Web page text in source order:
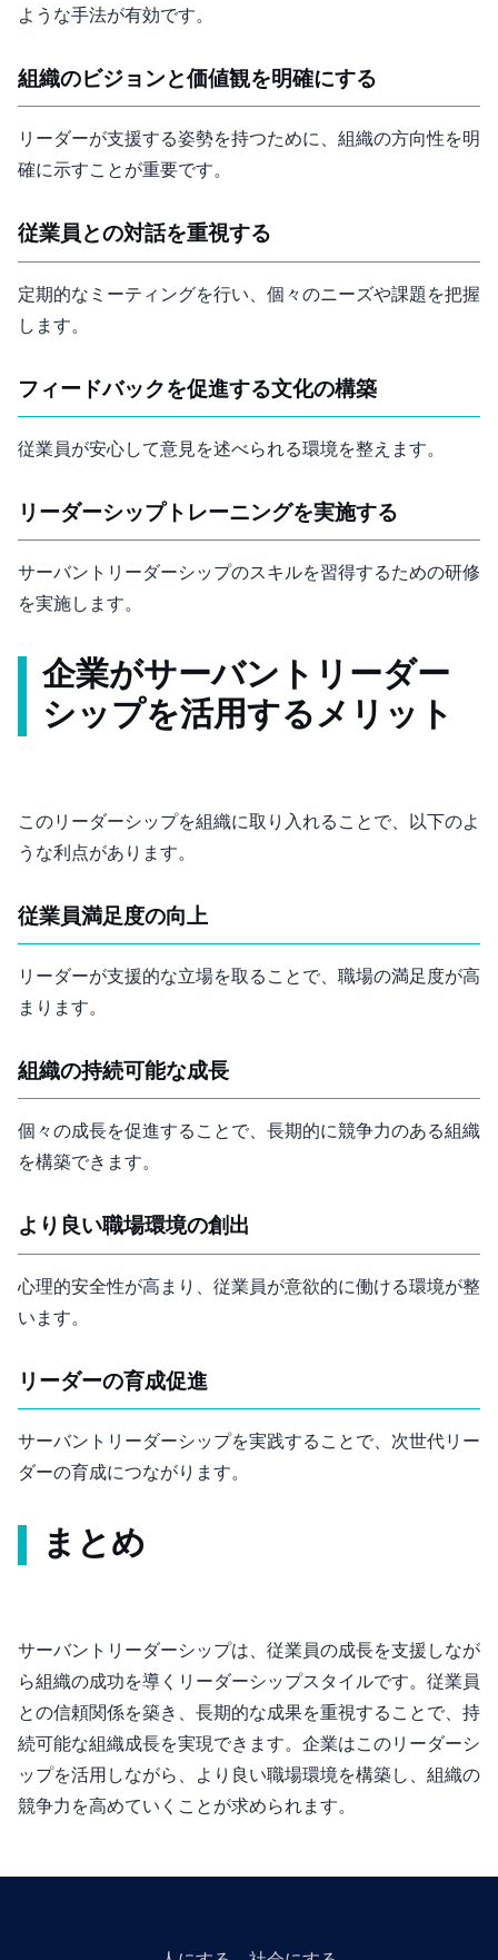
ような手法が有効です。
組織のビジョンと価値観を明確にする
リーダーが支援する姿勢を持つために、組織の方向性を明
確に示すことが重要です。
従業員との対話を重視する
定期的な1on1ミーティングを行い、個々のニーズや課題を把握
します。
フィードバックを促進する文化の構築
従業員が安心して意見を述べられる環境を整えます。
リーダーシップトレーニングを実施する
サーバントリーダーシップのスキルを習得するための研修
を実施します。
企業がサーバントリーダー
シップを活用するメリット
このリーダーシップを組織に取り入れることで、以下のよ
うな利点があります。
従業員満足度の向上
リーダーが支援的な立場を取ることで、職場の満足度が高
まります。
組織の持続可能な成長
個々の成長を促進することで、長期的に競争力のある組織
を構築できます。
より良い職場環境の創出
心理的安全性が高まり、従業員が意欲的に働ける環境が整
います。
リーダーの育成促進
サーバントリーダーシップを実践することで、次世代リー
ダーの育成につながります。
まとめ
サーバントリーダーシップは、従業員の成長を支援しなが
ら組織の成功を導くリーダーシップスタイルです。従業員
との信頼関係を築き、長期的な成果を重視することで、持
続可能な組織成長を実現できます。企業はこのリーダーシ
ップを活用しながら、より良い職場環境を構築し、組織の
競争力を高めていくことが求められます。